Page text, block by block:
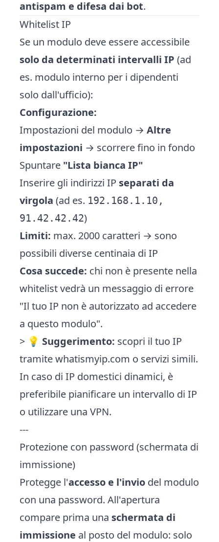
antispam e difesa dai bot.
Whitelist IP
Se un modulo deve essere accessibile
solo da determinati intervalli IP (ad
es. modulo interno per i dipendenti
solo dall'ufficio):
Configurazione:
Impostazioni del modulo → Altre
impostazioni → scorrere fino in fondo
Spuntare "Lista bianca IP"
Inserire gli indirizzi IP separati da
virgola (ad es. 192.168.1.10,
91.42.42.42)
Limiti: max. 2000 caratteri → sono
possibili diverse centinaia di IP
Cosa succede: chi non è presente nella
whitelist vedrà un messaggio di errore
"Il tuo IP non è autorizzato ad accedere
a questo modulo".
> 💡 Suggerimento: scopri il tuo IP
tramitewhatismyip.com o servizi simili.
In caso di IP domestici dinamici, è
preferibile pianificare un intervallo di IP
o utilizzare una VPN.
---
Protezione con password (schermata di
immissione)
Protegge l'accesso e l'invio del modulo
con una password. All'apertura
compare prima una schermata di
immissione al posto del modulo: solo